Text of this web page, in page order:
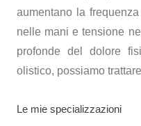
aumentano la
nelle mani e tensione
profonde del dolore
olistico, possiamo
Le mie specializzazioni